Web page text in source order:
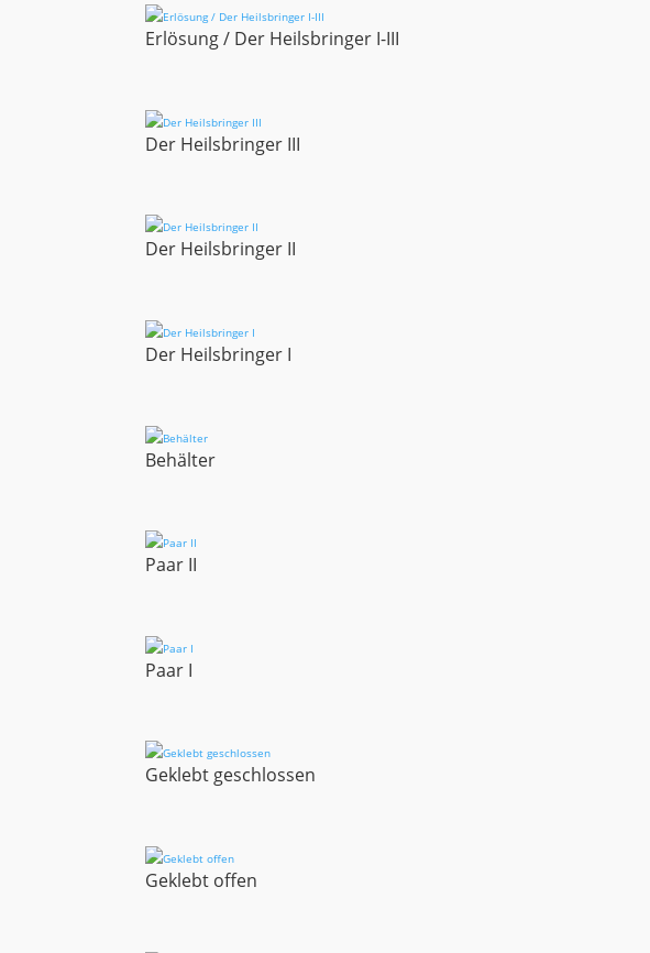
Erlösung / Der Heilsbringer I-III
Der Heilsbringer III
Der Heilsbringer II
Der Heilsbringer I
Behälter
Paar II
Paar I
Geklebt geschlossen
Geklebt offen